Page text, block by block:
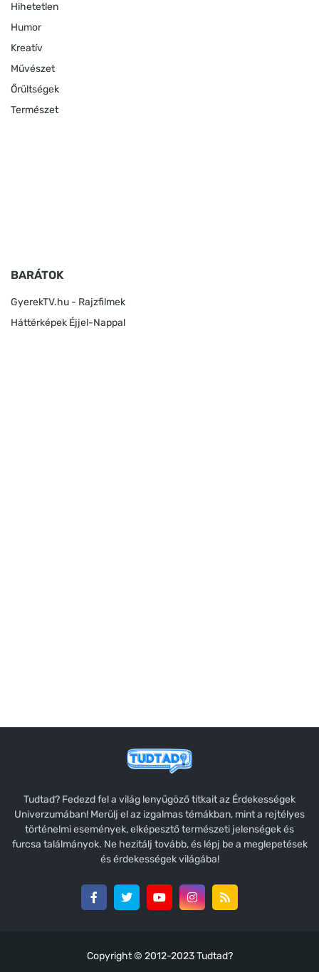
Hihetetlen
Humor
Kreatív
Művészet
Őrültségek
Természet
BARÁTOK
GyerekTV.hu - Rajzfilmek
Háttérképek Éjjel-Nappal
Tudtad? Fedezd fel a világ lenyűgöző titkait az Érdekességek
Univerzumában! Merülj el az izgalmas témákban, mint a rejtélyes
történelmi események, elképesztő természeti jelenségek és
furcsa találmányok. Ne hezitálj tovább, és lépj be a meglepetések
és érdekességek világába!
Copyright © 2012-2023Tudtad?